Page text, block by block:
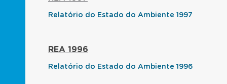
Relatório do Estado do Ambiente 1997
REA 1996
Relatório do Estado do Ambiente 1996